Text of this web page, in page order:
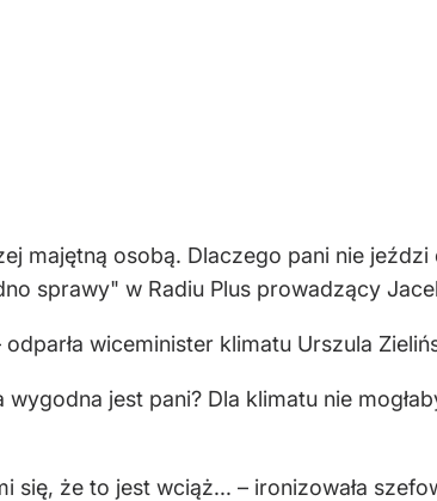
majętną osobą. Dlaczego pani nie
sprawy" w Radiu Plus prowadzący
wiceminister klimatu Urszula
jest pani? Dla klimatu nie
że to jest wciąż... – ironizowała